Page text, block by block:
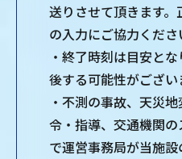
送りさせて頂きます
の⼊⼒にご協⼒くださ
・終了時刻は⽬安と
後する可能性がござい
・不測の事故、天災
令・指導、交通機関
で運営事務局が当施